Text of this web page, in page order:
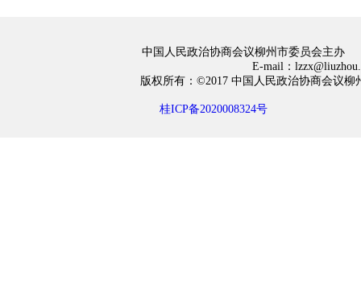
中国人民政治协商会议柳州市委员会主办
E-mail：
版权所有：©2017 中国人民政治协商会
桂ICP备2020008324号